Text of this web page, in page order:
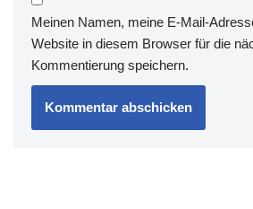
Meinen Namen, meine E-Mail-
Website in diesem Browser für die
Kommentierung speichern.